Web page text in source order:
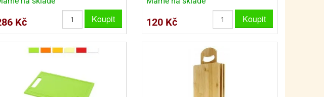
- VÁNOCE
- VELIKONOCE
- ZVÍŘATA
- DOPRAVA
SKLENĚNÉ DÓZY A LAHVE
VAKUOVÉ UCHOVÁNÍ POTRAVIN
PLECHOVÉ KRABIČKY
PRO FANOUŠKY ŠMOULŮ - THE SMURFS
PRO FANOUŠKY TLAPKOVÉ PATROLY - PAW
PRO FANOUŠKY TROLLS - TROLOVÉ
Kč Koupit 120 Kč Koupit